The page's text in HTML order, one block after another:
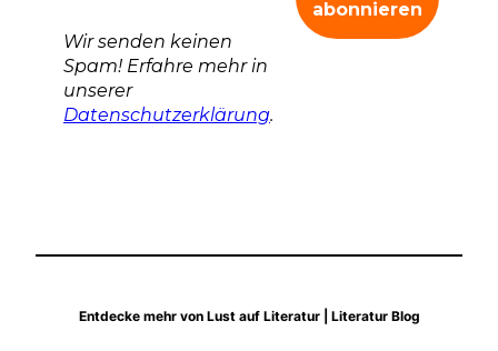
Wir senden keinen
Spam! Erfahre mehr in
unserer
Datenschutzerklärung.
Entdecke mehr von Lust auf Literatur | Literatur Blog